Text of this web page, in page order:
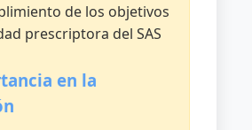
de los objetivos
prescriptora del SAS
en la